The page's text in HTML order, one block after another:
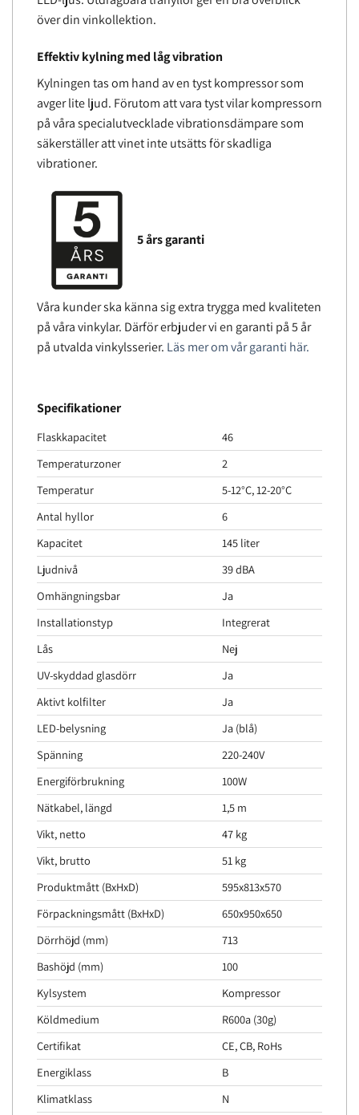
över din vinkollektion.
Effektiv kylning med låg vibration
Kylningen tas om hand av en tyst kompressor som
avger lite ljud. Förutom att vara tyst vilar kompressorn
på våra specialutvecklade vibrationsdämpare som
säkerställer att vinet inte utsätts för skadliga
vibrationer.
5 års garanti
Våra kunder ska känna sig extra trygga med kvaliteten
på våra vinkylar. Därför erbjuder vi en garanti på 5 år
på utvalda vinkylsserier. Läs mer om vår garanti här.
Specifikationer
Flaskkapacitet
46
Temperaturzoner
2
Temperatur
5-12°C, 12-20°C
Antal hyllor
6
Kapacitet
145 liter
Ljudnivå
39 dBA
Omhängningsbar
Ja
Installationstyp
Integrerat
Lås
Nej
UV-skyddad glasdörr
Ja
Aktivt kolfilter
Ja
LED-belysning
Ja (blå)
Spänning
220-240V
Energiförbrukning
100W
Nätkabel, längd
1,5 m
Vikt, netto
47 kg
Vikt, brutto
51 kg
Produktmått (BxHxD)
595x813x570
Förpackningsmått (BxHxD)
650x950x650
Dörrhöjd (mm)
713
Bashöjd (mm)
100
Kylsystem
Kompressor
Köldmedium
R600a (30g)
Certifikat
CE, CB, RoHs
Energiklass
B
Klimatklass
N